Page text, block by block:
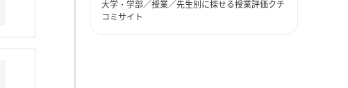
大学・学部／授業／先生別に探せる授業評価クチ
コミサイト